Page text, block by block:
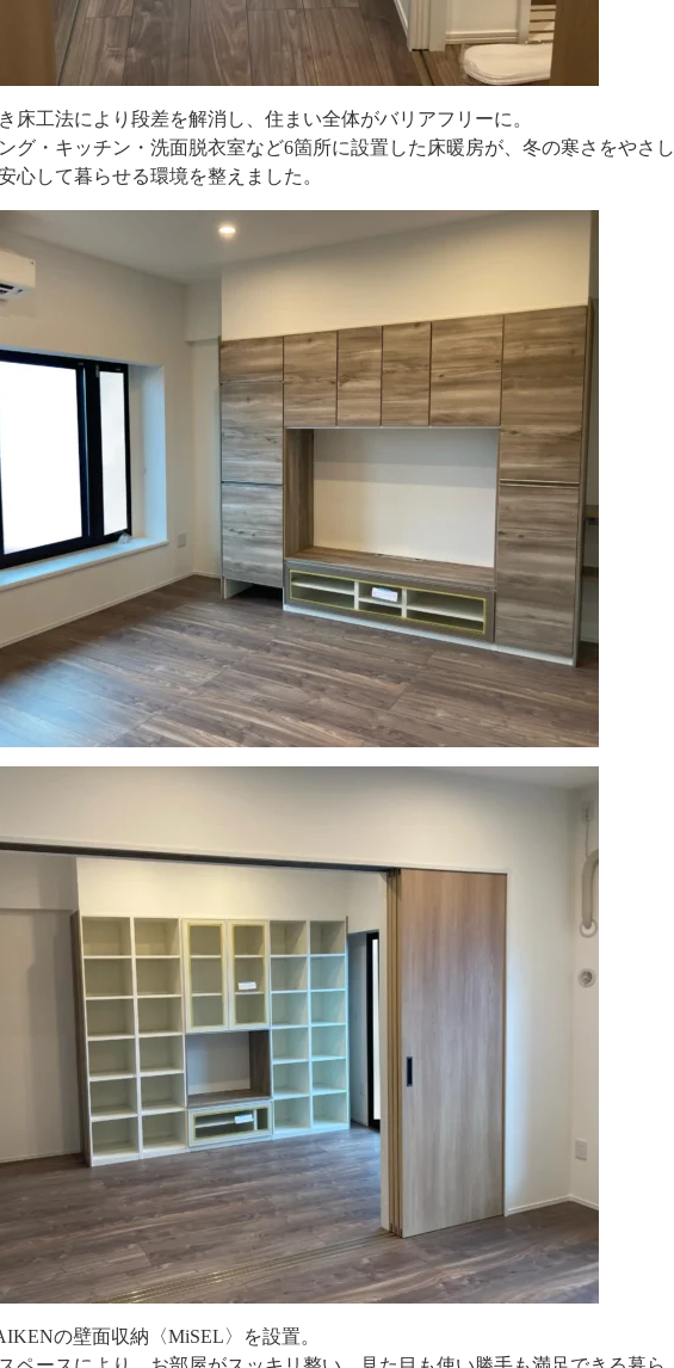
床工法により段差を解消し、住まい全体がバリアフリーに。
グ・キッチン・洗面脱衣室など6箇所に設置した床暖房が、冬の寒さをやさし
心して暮らせる環境を整えました。
の壁面収納〈MiSEL〉を設置。